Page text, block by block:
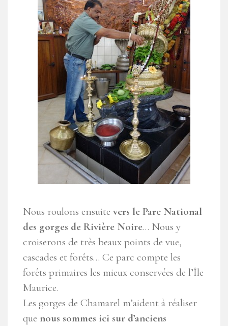
Nous roulons ensuite vers le Parc National
des gorges de Rivière Noire… Nous y
croiserons de très beaux points de vue,
cascades et forêts… Ce parc compte les
forêts primaires les mieux conservées de l’Île
Maurice.
Les gorges de Chamarel m’aident à réaliser
que nous sommes ici sur d’anciens